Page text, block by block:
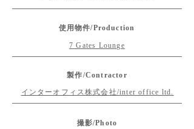
使用物件/Production
7 Gates Lounge
製作/Contractor
インターオフィス株式会社/inter office ltd.
撮影/Photo